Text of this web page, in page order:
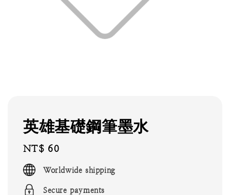
英雄基礎鋼筆墨水
Regular
price
NT$ 60
Worldwide shipping
Secure payments